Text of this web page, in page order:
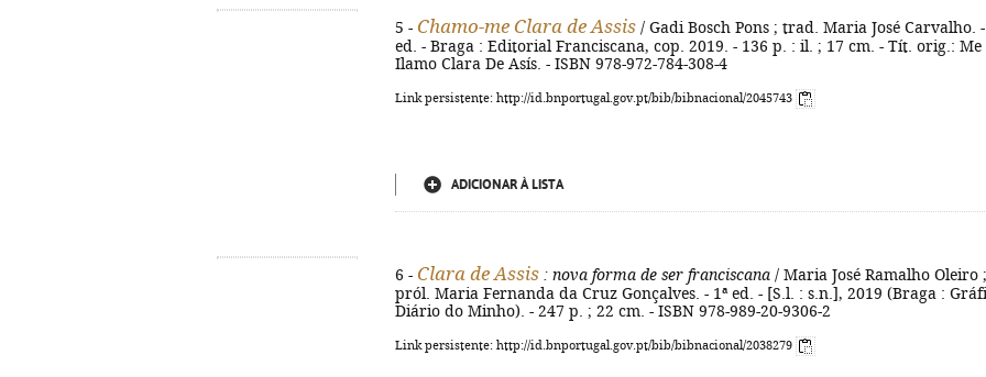
5 - Chamo-me Clara de Assis / Gadi Bosch Pons ; trad. Maria José Carvalho. -
ed. - Braga : Editorial Franciscana, cop. 2019. - 136 p. : il. ; 17 cm. - Tít. orig.: Me
Ilamo Clara De Asís. - ISBN 978-972-784-308-4
Link persistente: http://id.bnportugal.gov.pt/bib/bibnacional/2045743
ADICIONAR À LISTA
6 - Clara de Assis : nova forma de ser franciscana / Maria José Ramalho Oleiro ;
pról. Maria Fernanda da Cruz Gonçalves. - 1ª ed. - [S.l. : s.n.], 2019 (Braga :
Diário do Minho). - 247 p. ; 22 cm. - ISBN 978-989-20-9306-2
Link persistente: http://id.bnportugal.gov.pt/bib/bibnacional/2038279